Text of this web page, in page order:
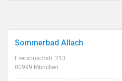
Sommerbad Allach
Eversbuschstr. 213
80999 München